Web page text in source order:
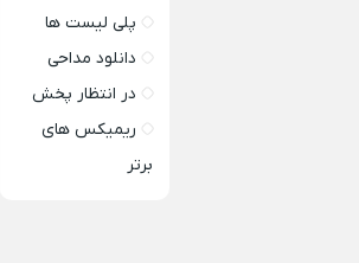
پلی لیست ها
دانلود مداحی
در انتظار پخش
ریمیکس های
برتر